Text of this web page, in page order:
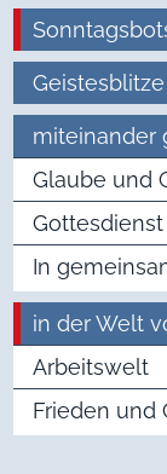
Geistesblitze
miteinander
Glaube und
In
in der Welt
Arbeitswelt
Frieden und